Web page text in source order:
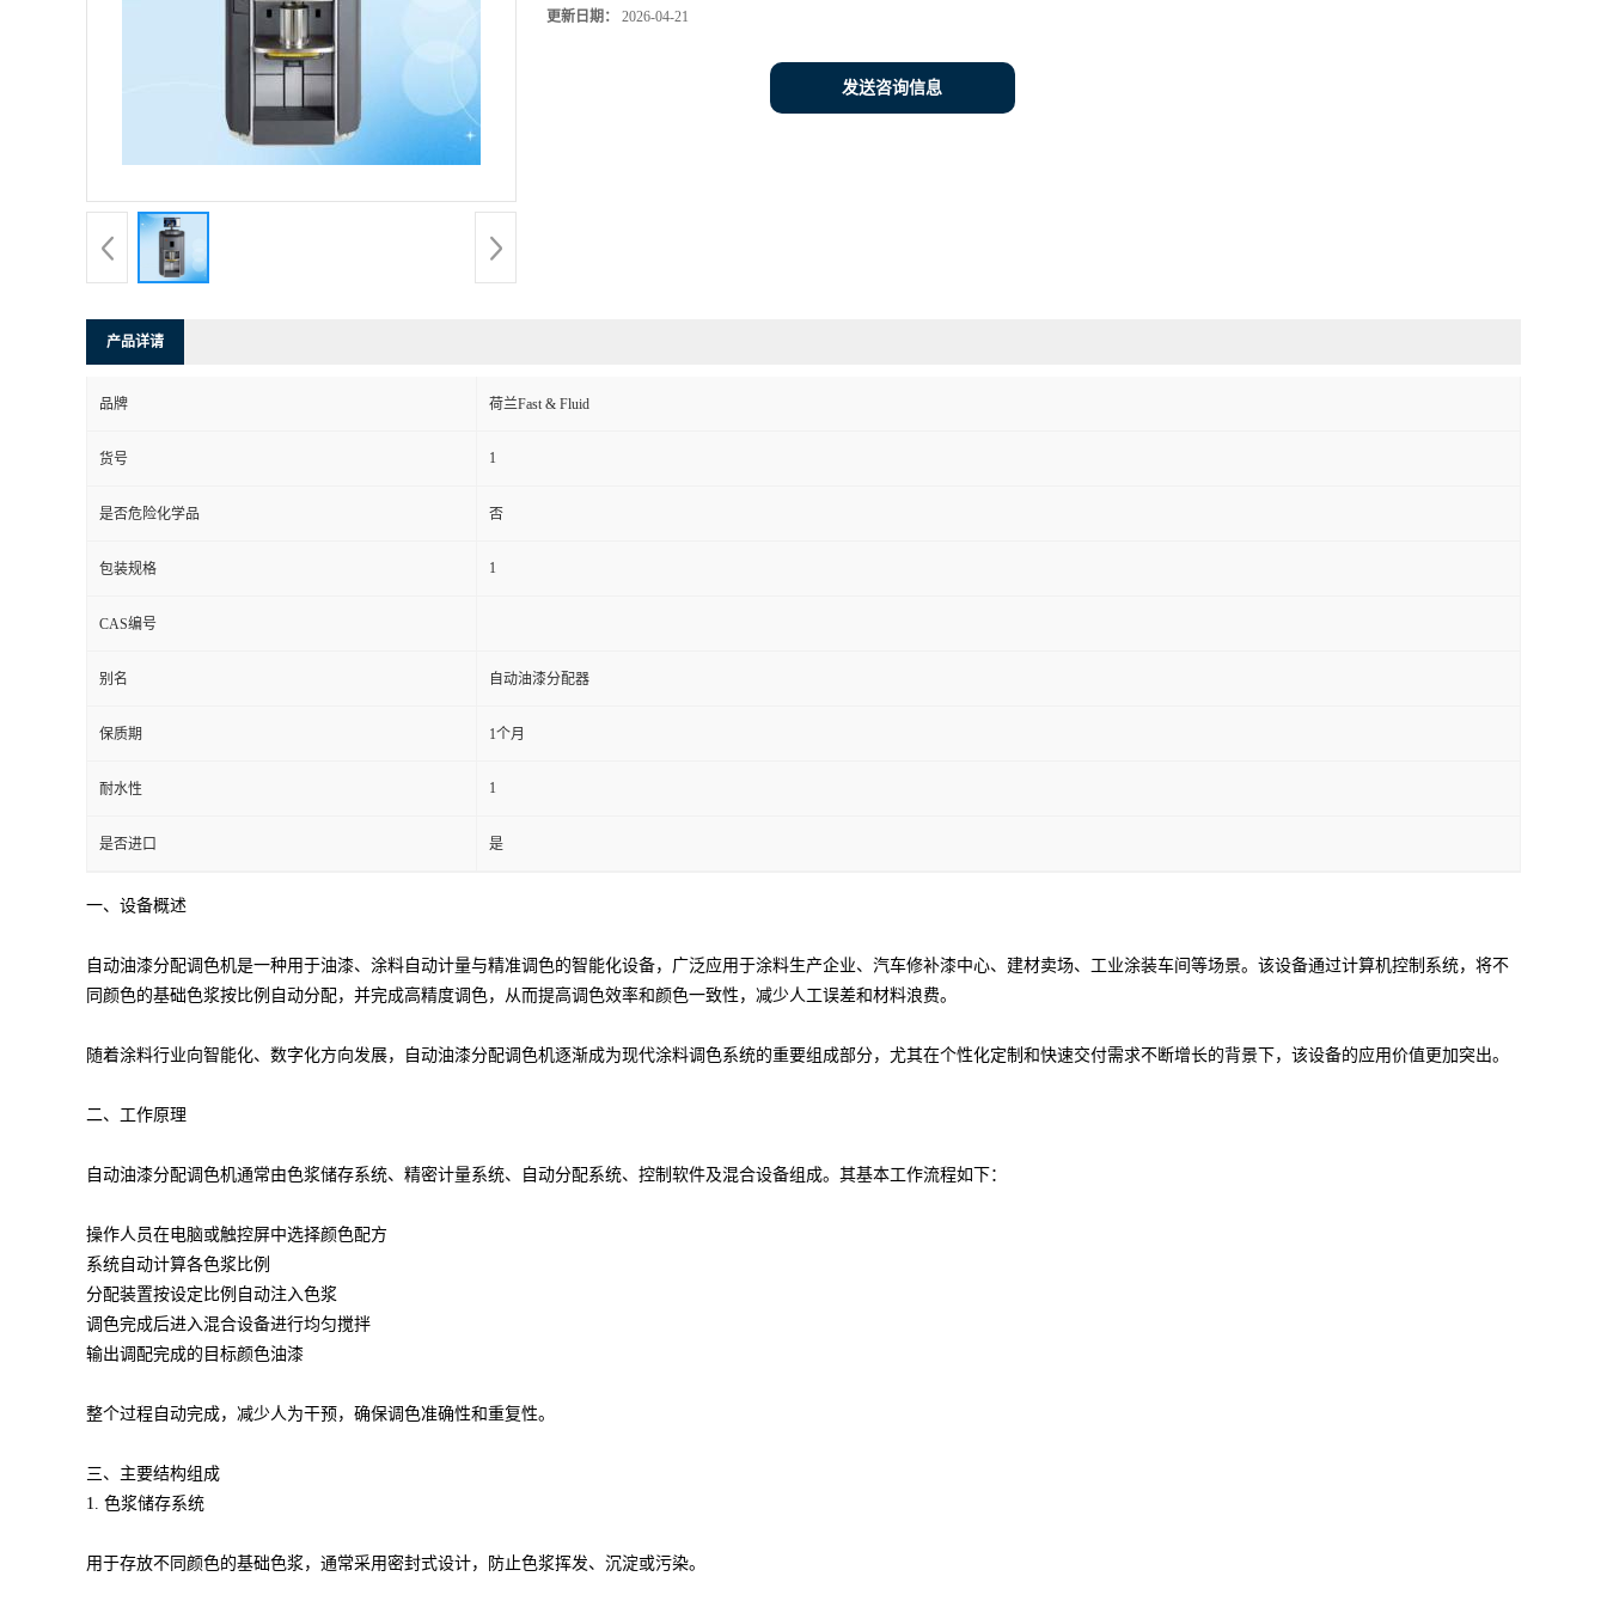
更新日期： 2026-04-21
发送咨询信息
产品详请
品牌 荷兰Fast & Fluid
货号 1
是否危险化学品 否
包装规格 1
CAS编号
别名 自动油漆分配器
保质期 1个月
耐水性 1
是否进口 是
一、设备概述
自动油漆分配调色机是一种用于油漆、涂料自动计量与精准调色的智能化设备，广泛应用于涂料生产企业、汽车修补漆中心、建材卖场、工业涂装车间等场景。该设备通过计算机控制系统，将不
同颜色的基础色浆按比例自动分配，并完成高精度调色，从而提高调色效率和颜色一致性，减少人工误差和材料浪费。
随着涂料行业向智能化、数字化方向发展，自动油漆分配调色机逐渐成为现代涂料调色系统的重要组成部分，尤其在个性化定制和快速交付需求不断增长的背景下，该设备的应用价值更加突出。
二、工作原理
自动油漆分配调色机通常由色浆储存系统、精密计量系统、自动分配系统、控制软件及混合设备组成。其基本工作流程如下：
操作人员在电脑或触控屏中选择颜色配方
系统自动计算各色浆比例
分配装置按设定比例自动注入色浆
调色完成后进入混合设备进行均匀搅拌
输出调配完成的目标颜色油漆
整个过程自动完成，减少人为干预，确保调色准确性和重复性。
三、主要结构组成
1. 色浆储存系统
用于存放不同颜色的基础色浆，通常采用密封式设计，防止色浆挥发、沉淀或污染。